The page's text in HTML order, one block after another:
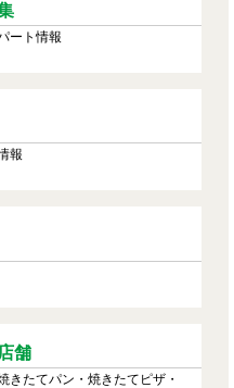
ート情報
報
舗
きたてパン・焼きたてピザ・